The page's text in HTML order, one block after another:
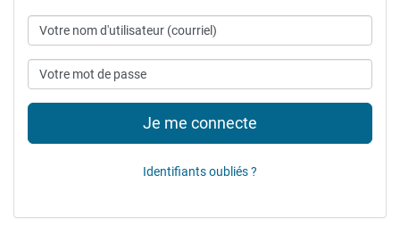
Courriel
Mot
de
passe
Je me connecte
Identifiants oubliés ?